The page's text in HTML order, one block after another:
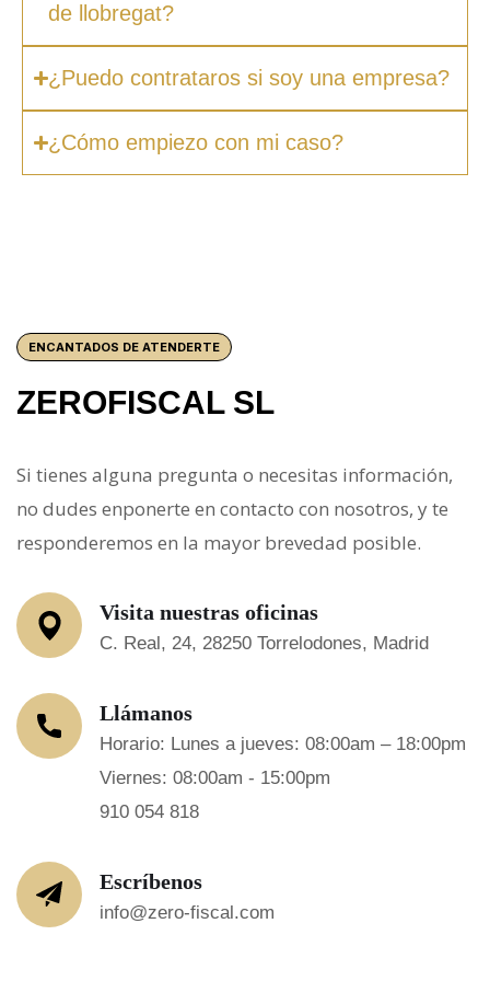
de llobregat?
¿Puedo contrataros si soy una empresa?
¿Cómo empiezo con mi caso?
ENCANTADOS DE ATENDERTE
ZEROFISCAL SL
Si tienes alguna pregunta o necesitas información,
no dudes enponerte en contacto con nosotros, y te
responderemos en la mayor brevedad posible.
Visita nuestras oficinas
C. Real, 24, 28250 Torrelodones, Madrid
Llámanos
Horario: Lunes a jueves: 08:00am – 18:00pm
Viernes: 08:00am - 15:00pm
910 054 818
Escríbenos
info@zero-fiscal.com